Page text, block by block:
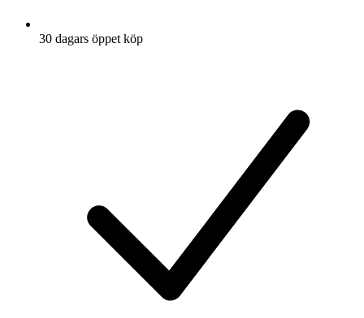
30 dagars öppet köp